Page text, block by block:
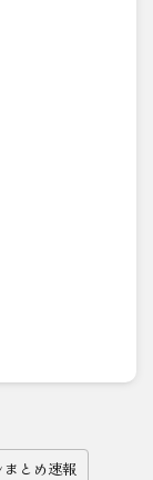
まとめ速報